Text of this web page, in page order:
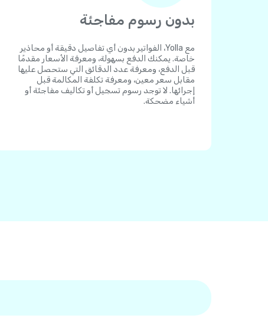
بدون رسوم مفاجئة
مع Yolla، الفواتير بدون أي تفاصيل دقيقة أو محاذير
خاصة. يمكنك الدفع بسهولة، ومعرفة الأسعار مقدمًا
قبل الدفع، ومعرفة عدد الدقائق التي ستحصل عليها
مقابل سعر معين، ومعرفة تكلفة المكالمة قبل
إجرائها. لا توجد رسوم تسجيل أو تكاليف مفاجئة أو
أشياء مضحكة.